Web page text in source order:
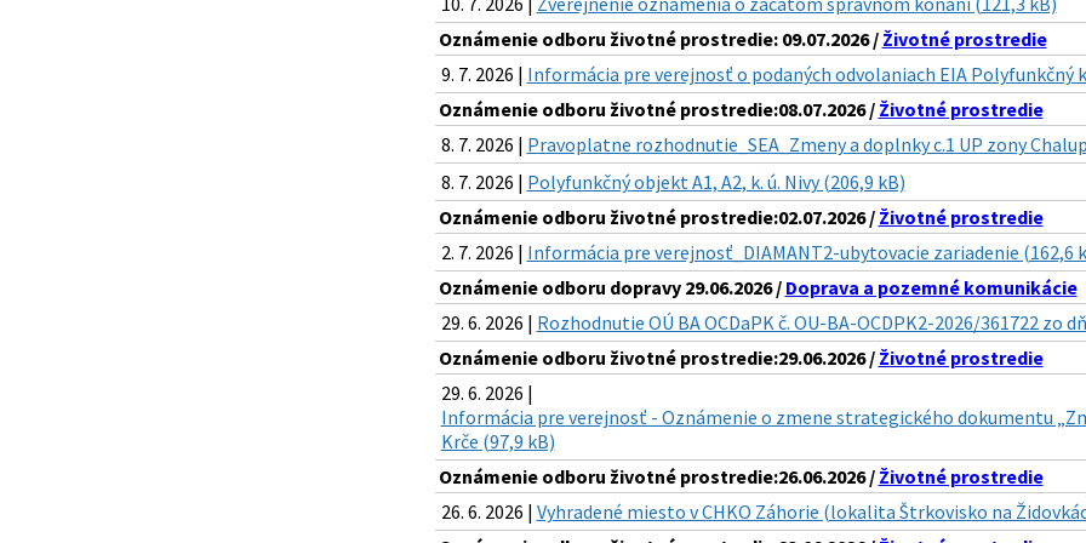
Oznámenie odboru životné prostredie: 09.07.2026 / Životné prostredie
9. 7. 2026 | Informácia pre verejnosť o podaných odvolaniach EIA Polyfunkčný
Oznámenie odboru životné prostredie:08.07.2026 / Životné prostredie
8. 7. 2026 | Pravoplatne rozhodnutie_SEA_Zmeny a doplnky c.1 UP zony
8. 7. 2026 | Polyfunkčný objekt A1, A2, k. ú. Nivy (206,9 kB)
Oznámenie odboru životné prostredie:02.07.2026 / Životné prostredie
2. 7. 2026 | Informácia pre verejnosť_DIAMANT2-ubytovacie zariadenie (162,6
Oznámenie odboru dopravy 29.06.2026 / Doprava a pozemné komunikácie
29. 6. 2026 | Rozhodnutie OÚ BA OCDaPK č. OU-BA-OCDPK2-2026/361722 zo
Oznámenie odboru životné prostredie:29.06.2026 / Životné prostredie
29. 6. 2026 |
Informácia pre verejnosť - Oznámenie o zmene strategického dokumentu
Krče (97,9 kB)
Oznámenie odboru životné prostredie:26.06.2026 / Životné prostredie
26. 6. 2026 | Vyhradené miesto v CHKO Záhorie (lokalita Štrkovisko na